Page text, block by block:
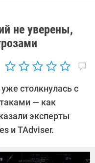
не уверены,
столкнулась с
— как
эксперты
и TAdviser.